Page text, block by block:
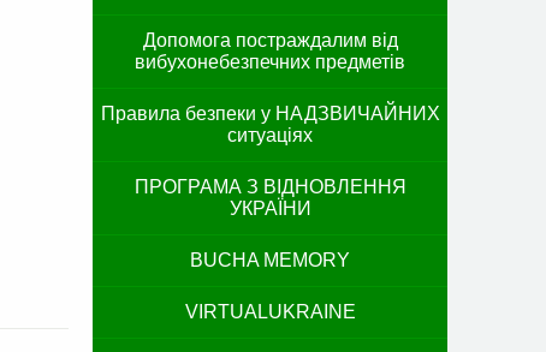
Допомога постраждалим від
вибухонебезпечних предметів
Правила безпеки у НАДЗВИЧАЙНИХ
ситуаціях
ПРОГРАМА З ВІДНОВЛЕННЯ
УКРАЇНИ
BUCHA MEMORY
VIRTUALUKRAINE